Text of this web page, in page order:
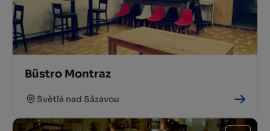
Büstro Montraz
Světlá nad Sázavou